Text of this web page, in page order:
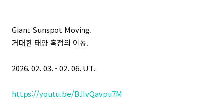
Giant Sunspot Moving.
거대한 태양 흑점의 이동.
2026. 02. 03. - 02. 06. UT.
https://youtu.be/BJIvQavpu7M